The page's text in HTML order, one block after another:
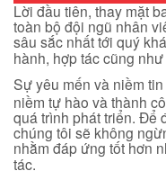
Lời đầu tiên, thay mặt
toàn bộ đội ngũ nhân
sâu sắc nhất tới quý
hành, hợp tác cũng
Sự yêu mến và niềm
niềm tự hào và thành
quá trình phát triển. Để
chúng tôi sẽ không
nhằm đáp ứng tốt hơn
tác.